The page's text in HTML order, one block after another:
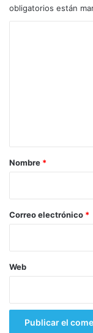
obligatorios están
r
*
Nombre *
Correo electrónico *
Web